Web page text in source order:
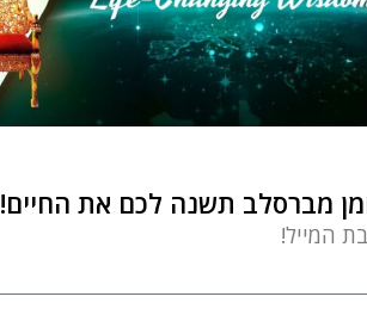
הרב הסכים. בהמשך רבי נתן הצליח
וספר המידות של רבי נחמן. גם רבי
מברסלב תשנה לכם את החיים!
המייל!